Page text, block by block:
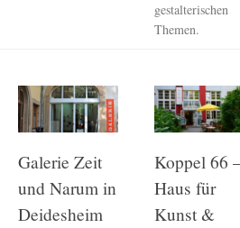
gestalterischen
Themen.
Galerie Zeit
und Narum in
Deidesheim
Koppel 66
Haus für
Kunst &